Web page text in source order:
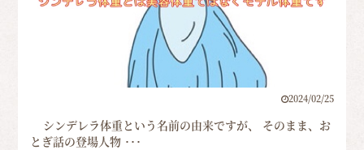
2024/02/25
シンデレラ体重という名前の由来ですが、 そのまま、お
とぎ話の登場人物 ･･･